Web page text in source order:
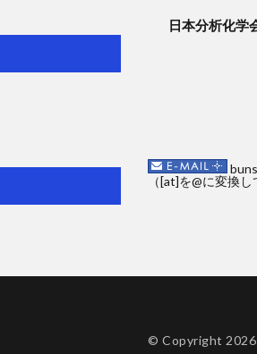
日本分析化学
（[at]を@に変換し
© Copyright 2026